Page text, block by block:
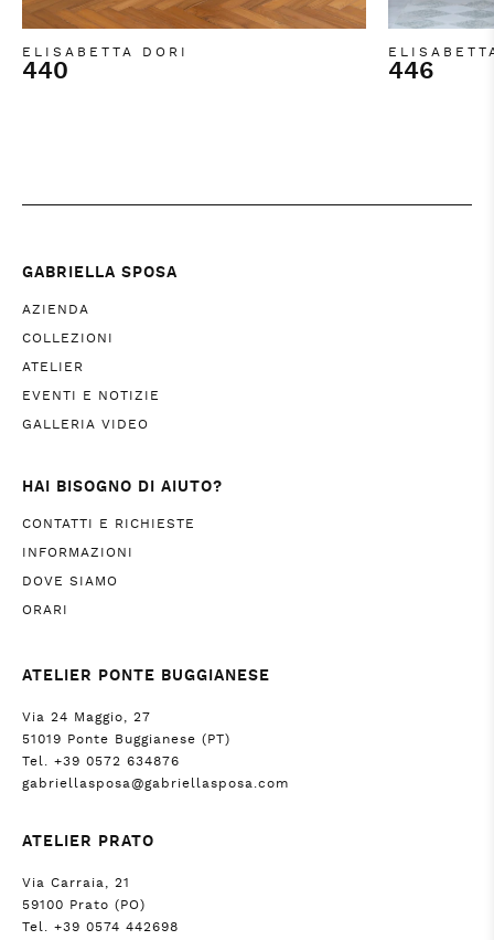
ELISABETTA DORI
440 446
GABRIELLA SPOSA
AZIENDA
COLLEZIONI
ATELIER
EVENTI E NOTIZIE
GALLERIA VIDEO
HAI BISOGNO DI AIUTO?
CONTATTI E RICHIESTE
INFORMAZIONI
DOVE SIAMO
ORARI
ATELIER PONTE BUGGIANESE
Via 24 Maggio, 27
51019 Ponte Buggianese (PT)
Tel. +39 0572 634876
gabriellasposa@gabriellasposa.com
ATELIER PRATO
Via Carraia, 21
59100 Prato (PO)
Tel. +39 0574 442698